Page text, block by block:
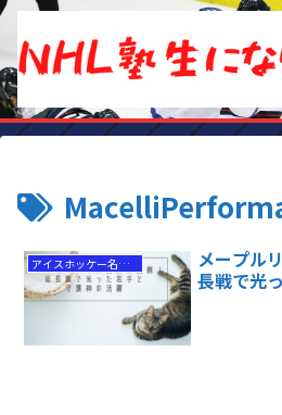
アイスホッケー名勝負
メープル
長戦で光